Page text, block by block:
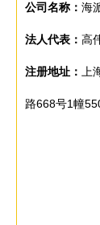
公司名称： 海
法人代表： 高
注册地址： 上
路668号1幢